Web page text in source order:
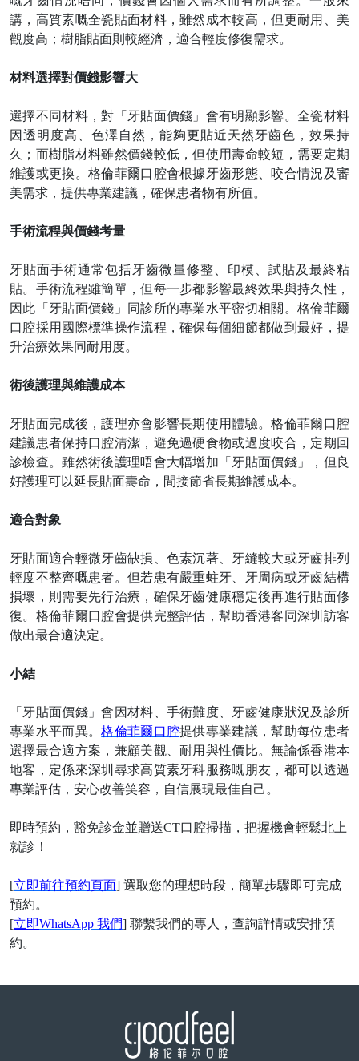
講，高質素嘅全瓷貼面材料，雖然成本較高，但更耐用、美
觀度高；樹脂貼面則較經濟，適合輕度修復需求。
材料選擇對價錢影響大
選擇不同材料，對「牙貼面價錢」會有明顯影響。全瓷材料
因透明度高、色澤自然，能夠更貼近天然牙齒色，效果持
久；而樹脂材料雖然價錢較低，但使用壽命較短，需要定期
維護或更換。格倫菲爾口腔會根據牙齒形態、咬合情況及審
美需求，提供專業建議，確保患者物有所值。
手術流程與價錢考量
牙貼面手術通常包括牙齒微量修整、印模、試貼及最終粘
貼。手術流程雖簡單，但每一步都影響最終效果與持久性，
因此「牙貼面價錢」同診所的專業水平密切相關。格倫菲爾
口腔採用國際標準操作流程，確保每個細節都做到最好，提
升治療效果同耐用度。
術後護理與維護成本
牙貼面完成後，護理亦會影響長期使用體驗。格倫菲爾口腔
建議患者保持口腔清潔，避免過硬食物或過度咬合，定期回
診檢查。雖然術後護理唔會大幅增加「牙貼面價錢」，但良
好護理可以延長貼面壽命，間接節省長期維護成本。
適合對象
牙貼面適合輕微牙齒缺損、色素沉著、牙縫較大或牙齒排列
輕度不整齊嘅患者。但若患有嚴重蛀牙、牙周病或牙齒結構
損壞，則需要先行治療，確保牙齒健康穩定後再進行貼面修
復。格倫菲爾口腔會提供完整評估，幫助香港客同深圳訪客
做出最合適決定。
小結
「牙貼面價錢」會因材料、手術難度、牙齒健康狀況及診所
專業水平而異。格倫菲爾口腔提供專業建議，幫助每位患者
選擇最合適方案，兼顧美觀、耐用與性價比。無論係香港本
地客，定係來深圳尋求高質素牙科服務嘅朋友，都可以透過
專業評估，安心改善笑容，自信展現最佳自己。
即時預約，豁免診金並贈送CT口腔掃描，把握機會輕鬆北上
就診 ！
[立即前往預約頁面] 選取您的理想時段，簡單步驟即可完成
預約。
[立即WhatsApp 我們] 聯繫我們的專人，查詢詳情或安排預
約。